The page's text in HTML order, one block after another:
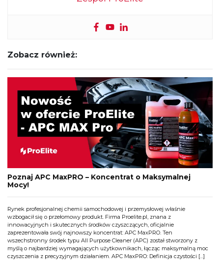
Zobacz również:
Poznaj APC MaxPRO – Koncentrat o Maksymalnej
Mocy!
Rynek profesjonalnej chemii samochodowej i przemysłowej właśnie
wzbogacił się o przełomowy produkt. Firma Proelite.pl, znana z
innowacyjnych i skutecznych środków czyszczących, oficjalnie
zaprezentowała swój najnowszy koncentrat: APC MaxPRO. Ten
wszechstronny środek typu All Purpose Cleaner (APC) został stworzony z
myślą o najbardziej wymagających użytkownikach, łącząc maksymalną moc
czyszczenia z precyzyjnym działaniem. APC MaxPRO: Definicja czystości […]